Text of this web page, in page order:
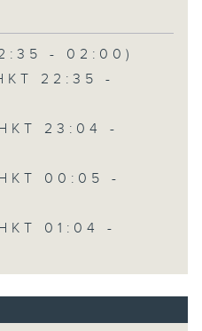
- 02:00)
22:35 -
23:04 -
00:05 -
01:04 -